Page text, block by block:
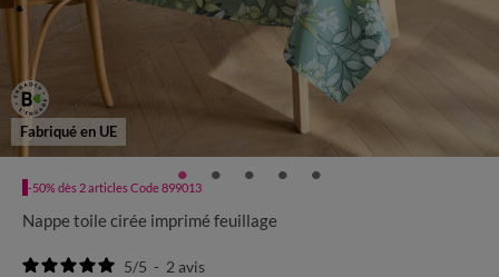
Fabriqué en UE
-50% dès 2 articles Code 899013
Nappe toile cirée imprimé feuillage
5/5 - 2 avis